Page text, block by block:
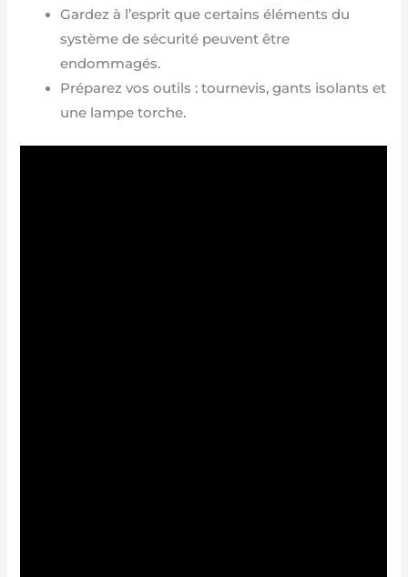
Gardez à l’esprit que certains éléments du
système de sécurité peuvent être
endommagés.
Préparez vos outils : tournevis, gants isolants et
une lampe torche.